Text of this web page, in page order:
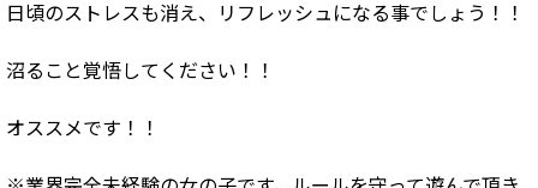
日頃のストレスも消え、リフレッシュになる事でしょう！！
沼ること覚悟してください！！
オススメです！！